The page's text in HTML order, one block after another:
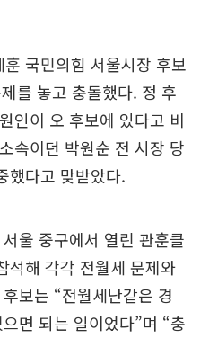
국민의힘 서울시장 후보
를 놓고 충돌했다. 정 후
인이 오 후보에 있다고 비
속이던 박원순 전 시장 당
했다고 맞받았다.
울 중구에서 열린 관훈클
석해 각각 전월세 문제와
보는 “전월세난같은 경
면 되는 일이었다”며 “충